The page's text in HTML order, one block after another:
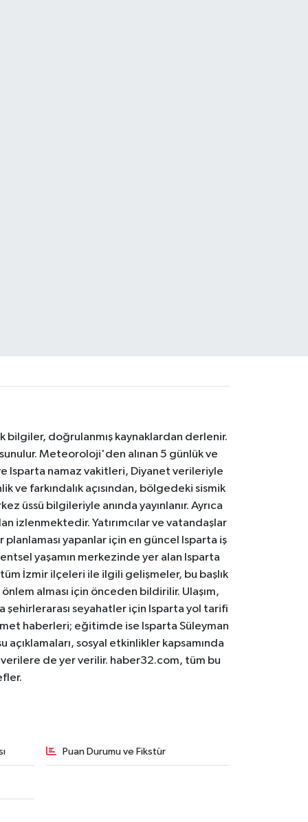
bilgiler, doğrulanmış kaynaklardan derlenir.
Meteoroloji'den alınan 5 günlük ve
Isparta namaz vakitleri, Diyanet verileriyle
ve farkındalık açısından, bölgedeki sismik
üssü bilgileriyle anında yayınlanır. Ayrıca
izlenmektedir. Yatırımcılar ve vatandaşlar
planlaması yapanlar için en güncel Isparta iş
yaşamın merkezinde yer alan Isparta
tüm İzmir ilçeleri ile ilgili gelişmeler, bu başlık
alması için önceden bildirilir. Ulaşım,
şehirlerarası seyahatler için Isparta yol tarifi
haberleri; eğitimde ise Isparta Süleyman
sosyal etkinlikler kapsamında
de yer verilir. haber32.com, tüm bu
Puan Durumu ve Fikstür